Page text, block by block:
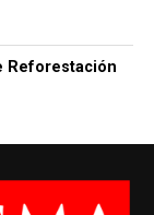
Reforestación